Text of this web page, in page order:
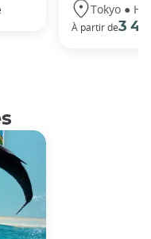
Tokyo ●
À partir de3